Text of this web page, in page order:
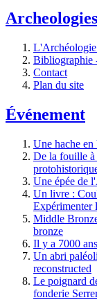
Bibliographie
Contact
Plan du site
Événement
Une hache
De la fouille
Une épée de
Un livre :
Expérimenter
Middle
bronze
Il y a 7000
Un abri
reconstructed
Le poignard
fonderie